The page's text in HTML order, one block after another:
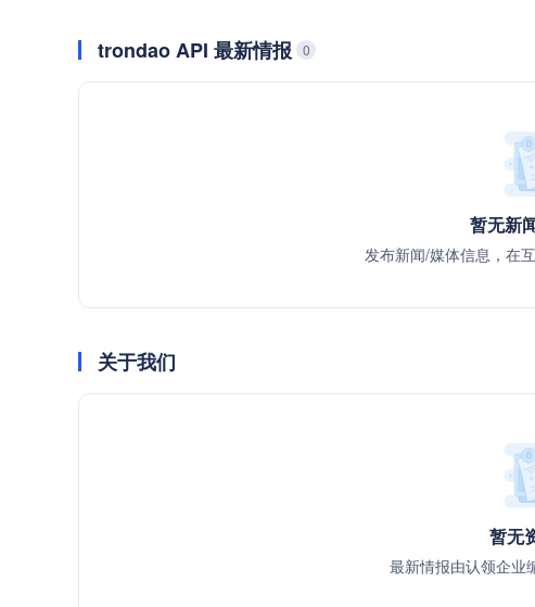
trondao API 最新情报 0
暂无新
发布新闻/媒体信息，在
关于我们
暂无
最新情报由认领企业